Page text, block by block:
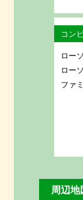
コン
ロー
ロー
ファ
周辺地